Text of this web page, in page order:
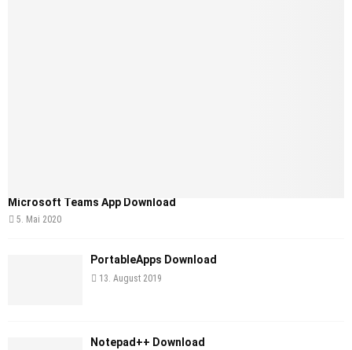
Microsoft Teams App Download
5. Mai 2020
PortableApps Download
13. August 2019
Notepad++ Download